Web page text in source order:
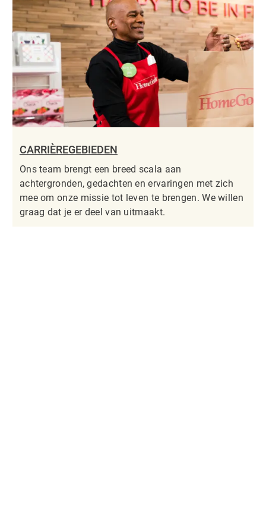
CARRIÈREGEBIEDEN
Ons team brengt een breed scala aan
achtergronden, gedachten en ervaringen met zich
mee om onze missie tot leven te brengen. We willen
graag dat je er deel van uitmaakt.